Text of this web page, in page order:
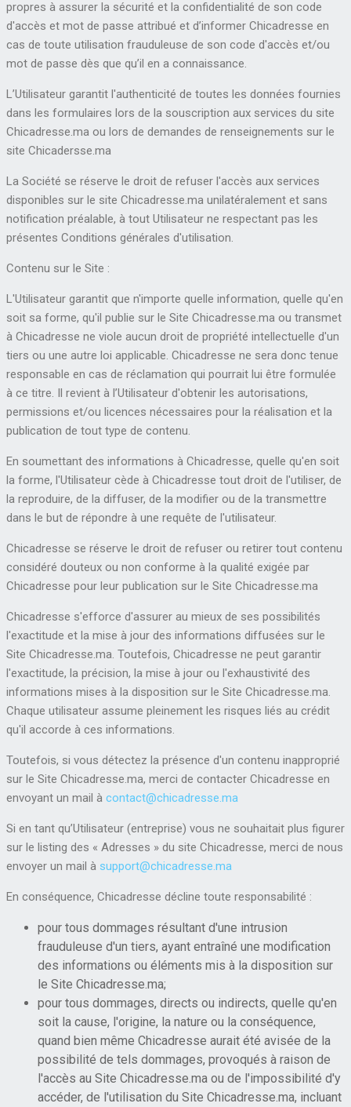
propres à assurer la sécurité et la confidentialité de son code
d'accès et mot de passe attribué et d’informer Chicadresse en
cas de toute utilisation frauduleuse de son code d'accès et/ou
mot de passe dès que qu’il en a connaissance.
L’Utilisateur garantit l'authenticité de toutes les données fournies
dans les formulaires lors de la souscription aux services du site
Chicadresse.ma ou lors de demandes de renseignements sur le
site Chicadersse.ma
La Société se réserve le droit de refuser l'accès aux services
disponibles sur le site Chicadresse.ma unilatéralement et sans
notification préalable, à tout Utilisateur ne respectant pas les
présentes Conditions générales d'utilisation.
Contenu sur le Site :
L'Utilisateur garantit que n'importe quelle information, quelle qu'en
soit sa forme, qu'il publie sur le Site Chicadresse.ma ou transmet
à Chicadresse ne viole aucun droit de propriété intellectuelle d'un
tiers ou une autre loi applicable. Chicadresse ne sera donc tenue
responsable en cas de réclamation qui pourrait lui être formulée
à ce titre. Il revient à l’Utilisateur d'obtenir les autorisations,
permissions et/ou licences nécessaires pour la réalisation et la
publication de tout type de contenu.
En soumettant des informations à Chicadresse, quelle qu'en soit
la forme, l'Utilisateur cède à Chicadresse tout droit de l'utiliser, de
la reproduire, de la diffuser, de la modifier ou de la transmettre
dans le but de répondre à une requête de l'utilisateur.
Chicadresse se réserve le droit de refuser ou retirer tout contenu
considéré douteux ou non conforme à la qualité exigée par
Chicadresse pour leur publication sur le Site Chicadresse.ma
Chicadresse s'efforce d'assurer au mieux de ses possibilités
l'exactitude et la mise à jour des informations diffusées sur le
Site Chicadresse.ma. Toutefois, Chicadresse ne peut garantir
l'exactitude, la précision, la mise à jour ou l'exhaustivité des
informations mises à la disposition sur le Site Chicadresse.ma.
Chaque utilisateur assume pleinement les risques liés au crédit
qu'il accorde à ces informations.
Toutefois, si vous détectez la présence d'un contenu inapproprié
sur le Site Chicadresse.ma, merci de contacter Chicadresse en
envoyant un mail à contact@chicadresse.ma
Si en tant qu’Utilisateur (entreprise) vous ne souhaitait plus figurer
sur le listing des « Adresses » du site Chicadresse, merci de nous
envoyer un mail à support@chicadresse.ma
En conséquence, Chicadresse décline toute responsabilité :
pour tous dommages résultant d'une intrusion
frauduleuse d'un tiers, ayant entraîné une modification
des informations ou éléments mis à la disposition sur
le Site Chicadresse.ma;
pour tous dommages, directs ou indirects, quelle qu'en
soit la cause, l'origine, la nature ou la conséquence,
quand bien même Chicadresse aurait été avisée de la
possibilité de tels dommages, provoqués à raison de
l'accès au Site Chicadresse.ma ou de l'impossibilité d'y
accéder, de l'utilisation du Site Chicadresse.ma, incluant